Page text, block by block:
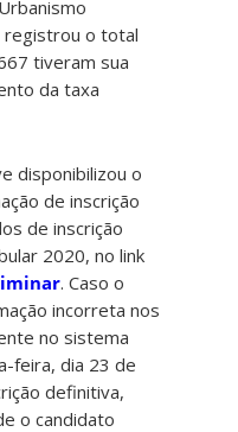
registrou o total
tiveram sua
da taxa
disponibilizou o
de inscrição
de inscrição
2020, no link
. Caso o
incorreta nos
no sistema
feira, dia 23 de
definitiva,
o candidato